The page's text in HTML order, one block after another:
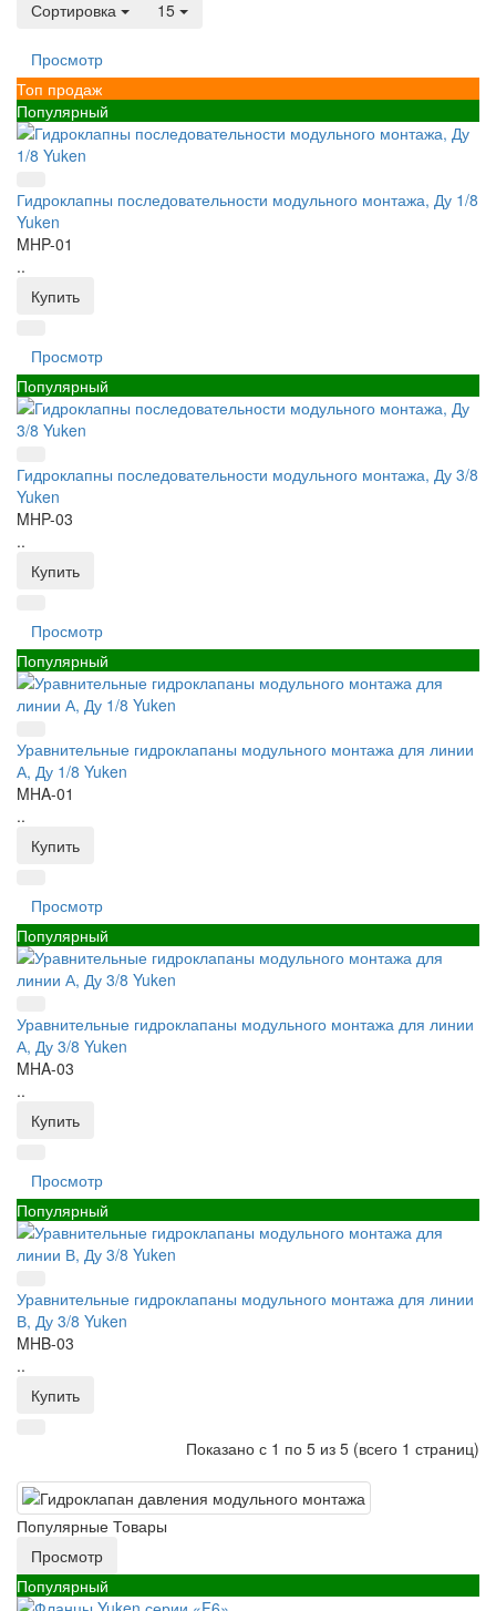
Сортировка 15
Просмотр
Топ продаж
Популярный
Гидроклапны последовательности модульного монтажа, Ду 1/8
Yuken
MHP-01
..
Купить
Просмотр
Популярный
Гидроклапны последовательности модульного монтажа, Ду 3/8
Yuken
MHP-03
..
Купить
Просмотр
Популярный
Уравнительные гидроклапаны модульного монтажа для линии
А, Ду 1/8 Yuken
MHA-01
..
Купить
Просмотр
Популярный
Уравнительные гидроклапаны модульного монтажа для линии
А, Ду 3/8 Yuken
MHA-03
..
Купить
Просмотр
Популярный
Уравнительные гидроклапаны модульного монтажа для линии
В, Ду 3/8 Yuken
MHB-03
..
Купить
Показано с 1 по 5 из 5 (всего 1 страниц)
Популярные Товары
Просмотр
Популярный